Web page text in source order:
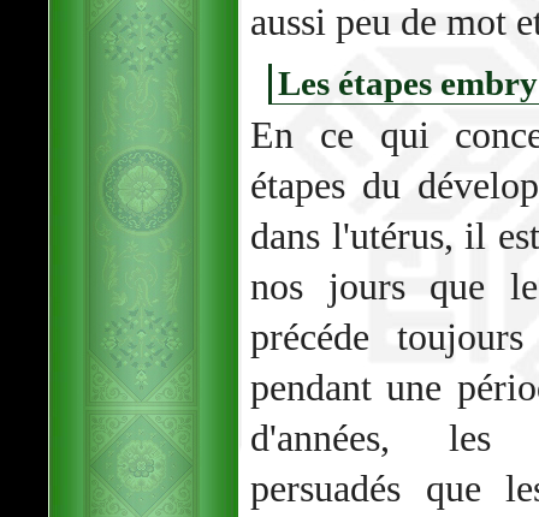
aussi peu de mot
Les étapes
En ce qui
étapes du
dans l'utérus, il
nos jours que
précéde
pendant une
d'années, les
persuadés que